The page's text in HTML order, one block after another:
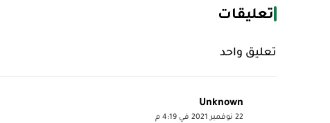
تعليقات
تعليق واحد
Unknown
22 نوفمبر 2021 في 4:19 م